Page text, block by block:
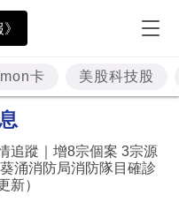
卡 美股科技股
追蹤｜增8宗個案 3宗源
涌消防局消防隊目確診
新）